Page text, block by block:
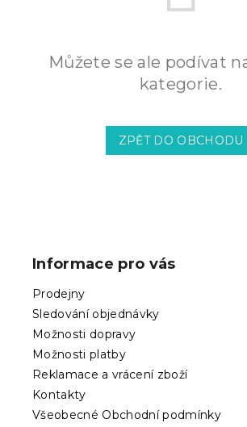
Můžete se ale podívat
kategorie.
ZPĚT DO OBCHODU
Informace pro vás
Prodejny
Sledování objednávky
Možnosti dopravy
Možnosti platby
Reklamace a vrácení zboží
Kontakty
Všeobecné Obchodní podmínky